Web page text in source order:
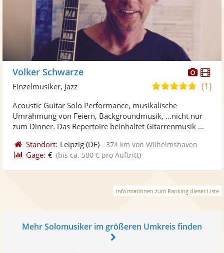
Volker Schwarze
5,0(1)
Einzelmusiker, Jazz
Acoustic Guitar Solo Performance, musikalische
Umrahmung von Feiern, Backgroundmusik, ...nicht nur
zum Dinner. Das Repertoire beinhaltet Gitarrenmusik ...
Standort: Leipzig (DE) -374 km von Wilhelmshaven
Gage: € (bis ca. 500 € pro Auftritt)
Informationen zum Ranking dieser Liste
Mehr Solomusiker im größeren Umkreis finden